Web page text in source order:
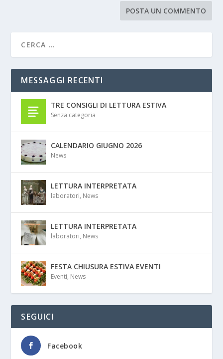
MESSAGGI RECENTI
TRE CONSIGLI DI LETTURA ESTIVA
Senza categoria
CALENDARIO GIUGNO 2026
News
LETTURA INTERPRETATA
laboratori, News
LETTURA INTERPRETATA
laboratori, News
FESTA CHIUSURA ESTIVA EVENTI
Eventi, News
SEGUICI
Facebook